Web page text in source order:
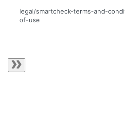
legal/smartcheck-terms-and-
of-use